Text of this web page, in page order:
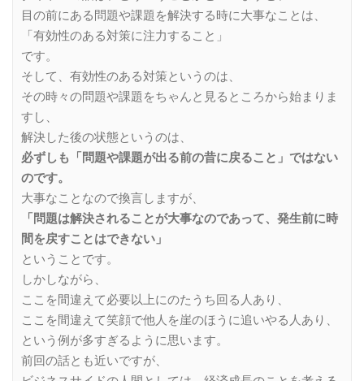
目の前にある問題や課題を解決する時に大事なことは、
「有効性のある対策に注力すること」
です。
そして、有効性のある対策というのは、
その時々の問題や課題をちゃんと見るところから始まりま
すし、
解決した後の状態というのは、
必ずしも「問題や課題が出る前の昔に戻ること」ではない
のです。
大事なことなので換言しますが、
「問題は解決されることが大事なのであって、発生前に時
間を戻すことはできない」
ということです。
しかしながら、
ここを間違えて必要以上にのたうち回る人あり、
ここを間違えて笑顔で他人を崖のほうに追いやる人あり、
という例が多すぎるように思います。
前回の話とも近いですが、